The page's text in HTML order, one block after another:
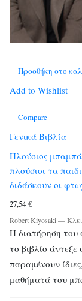
Προσθήκη στο
Add to Wishlist
Compare
Γενικά Βιβλία
Πλούσιος
πλούσιοι τα
διδάσκουν οι
27,54 €
Robert Kiyosaki —
Η διατήρηση του
το βιβλίο
παραμένουν
μαθήματά του